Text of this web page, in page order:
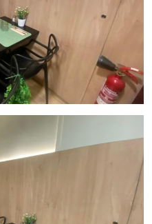
Sin necesidad de reformas o
información o para
tu socio ideal en traspasos